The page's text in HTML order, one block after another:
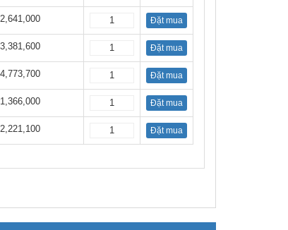
2,641,000 Đặt mua
3,381,600 Đặt mua
4,773,700 Đặt mua
1,366,000 Đặt mua
2,221,100 Đặt mua